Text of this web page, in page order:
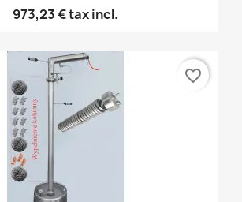
973,23 €tax incl.
favorite_border